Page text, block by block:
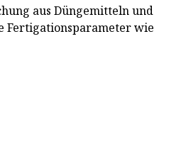
aus Düngemitteln und
Fertigationsparameter wie